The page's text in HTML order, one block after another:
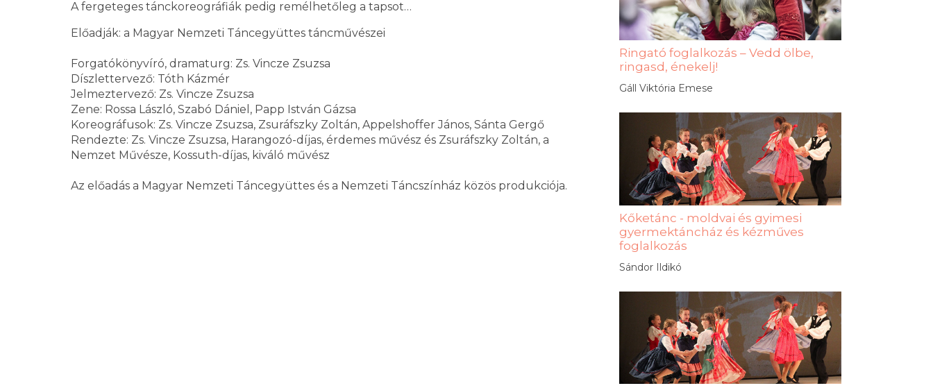
A fergeteges tánckoreográfiák pedig remélhetőleg a tapsot…
Előadják: a Magyar Nemzeti Táncegyüttes táncművészei
Forgatókönyvíró, dramaturg: Zs. Vincze Zsuzsa
Díszlettervező: Tóth Kázmér
Jelmeztervező: Zs. Vincze Zsuzsa
Zene: Rossa László, Szabó Dániel, Papp István Gázsa
Koreográfusok: Zs. Vincze Zsuzsa, Zsuráfszky Zoltán, Appelshoffer János, Sánta Gergő
Rendezte: Zs. Vincze Zsuzsa, Harangozó-díjas, érdemes művész és Zsuráfszky Zoltán, a
Nemzet Művésze, Kossuth-díjas, kiváló művész
Az előadás a Magyar Nemzeti Táncegyüttes és a Nemzeti Táncszínház közös produkciója.
Ringató foglalkozás – Vedd ölbe,
ringasd, énekelj!
Gáll Viktória Emese
Kőketánc - moldvai és gyimesi
gyermektáncház és kézműves
foglalkozás
Sándor Ildikó